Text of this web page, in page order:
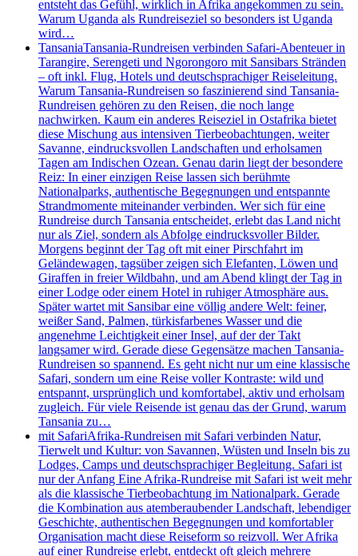
entsteht das Gefühl, wirklich in Afrika angekommen zu sein.
Warum Uganda als Rundreiseziel so besonders ist Uganda
wird…
TansaniaTansania-Rundreisen verbinden Safari-Abenteuer in
Tarangire, Serengeti und Ngorongoro mit Sansibars Stränden
– oft inkl. Flug, Hotels und deutschsprachiger Reiseleitung.
Warum Tansania-Rundreisen so faszinierend sind Tansania-
Rundreisen gehören zu den Reisen, die noch lange
nachwirken. Kaum ein anderes Reiseziel in Ostafrika bietet
diese Mischung aus intensiven Tierbeobachtungen, weiter
Savanne, eindrucksvollen Landschaften und erholsamen
Tagen am Indischen Ozean. Genau darin liegt der besondere
Reiz: In einer einzigen Reise lassen sich berühmte
Nationalparks, authentische Begegnungen und entspannte
Strandmomente miteinander verbinden. Wer sich für eine
Rundreise durch Tansania entscheidet, erlebt das Land nicht
nur als Ziel, sondern als Abfolge eindrucksvoller Bilder.
Morgens beginnt der Tag oft mit einer Pirschfahrt im
Geländewagen, tagsüber zeigen sich Elefanten, Löwen und
Giraffen in freier Wildbahn, und am Abend klingt der Tag in
einer Lodge oder einem Hotel in ruhiger Atmosphäre aus.
Später wartet mit Sansibar eine völlig andere Welt: feiner,
weißer Sand, Palmen, türkisfarbenes Wasser und die
angenehme Leichtigkeit einer Insel, auf der der Takt
langsamer wird. Gerade diese Gegensätze machen Tansania-
Rundreisen so spannend. Es geht nicht nur um eine klassische
Safari, sondern um eine Reise voller Kontraste: wild und
entspannt, ursprünglich und komfortabel, aktiv und erholsam
zugleich. Für viele Reisende ist genau das der Grund, warum
Tansania zu…
mit SafariAfrika-Rundreisen mit Safari verbinden Natur,
Tierwelt und Kultur: von Savannen, Wüsten und Inseln bis zu
Lodges, Camps und deutschsprachiger Begleitung. Safari ist
nur der Anfang Eine Afrika-Rundreise mit Safari ist weit mehr
als die klassische Tierbeobachtung im Nationalpark. Gerade
die Kombination aus atemberaubender Landschaft, lebendiger
Geschichte, authentischen Begegnungen und komfortabler
Organisation macht diese Reiseform so reizvoll. Wer Afrika
auf einer Rundreise erlebt, entdeckt oft gleich mehrere